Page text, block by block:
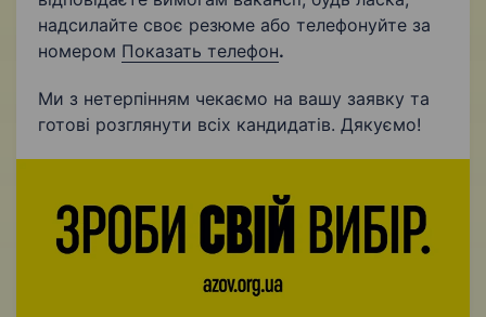
надсилайте своє резюме або телефонуйте за
номером Показать телефон.
Ми з нетерпінням чекаємо на вашу заявку та
готові розглянути всіх кандидатів. Дякуємо!